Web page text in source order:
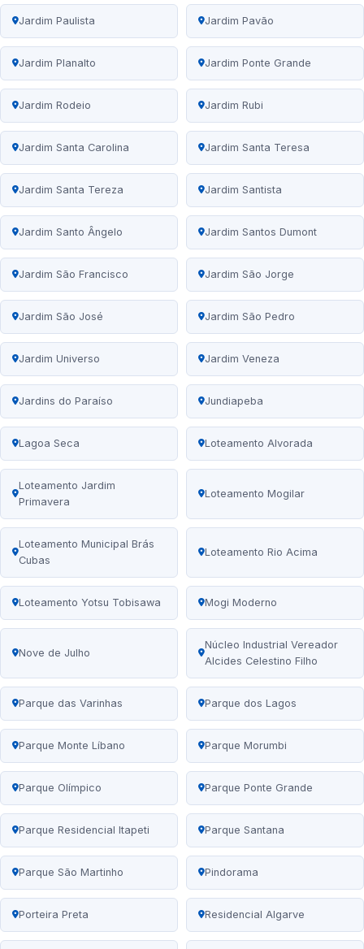
Jardim Paulista Jardim Pavão
Jardim Planalto Jardim Ponte Grande
Jardim Rodeio Jardim Rubi
Jardim Santa Carolina Jardim Santa Teresa
Jardim Santa Tereza Jardim Santista
Jardim Santo Ângelo Jardim Santos Dumont
Jardim São Francisco Jardim São Jorge
Jardim São José Jardim São Pedro
Jardim Universo Jardim Veneza
Jardins do Paraíso Jundiapeba
Lagoa Seca Loteamento Alvorada
Loteamento Jardim
Primavera
Loteamento Mogilar
Loteamento Municipal Brás
Cubas
Loteamento Rio Acima
Loteamento Yotsu Tobisawa Mogi Moderno
Nove de Julho
Núcleo Industrial Vereador
Alcides Celestino Filho
Parque das Varinhas Parque dos Lagos
Parque Monte Líbano Parque Morumbi
Parque Olímpico Parque Ponte Grande
Parque Residencial Itapeti Parque Santana
Parque São Martinho Pindorama
Porteira Preta Residencial Algarve